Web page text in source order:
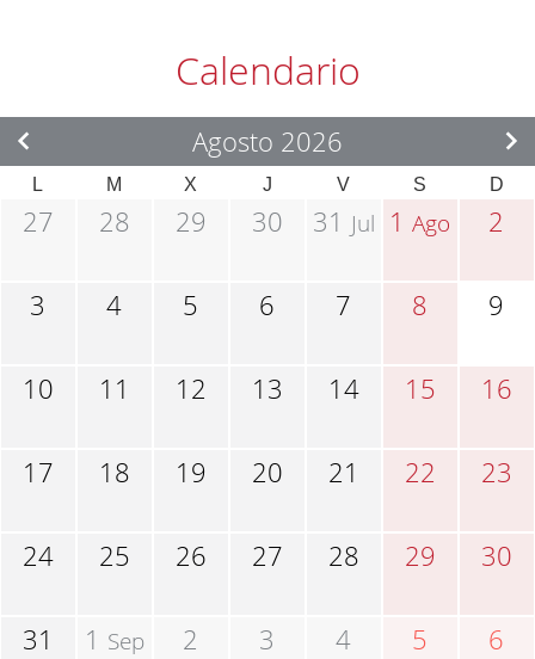
Calendario
Agosto 2026
L M X J V S D
27 28 29 30 31 Jul 1Ago 2
3 4 5 6 7 8 9
10 11 12 13 14 15 16
17 18 19 20 21 22 23
24 25 26 27 28 29 30
31 1 Sep 2 3 4 5 6